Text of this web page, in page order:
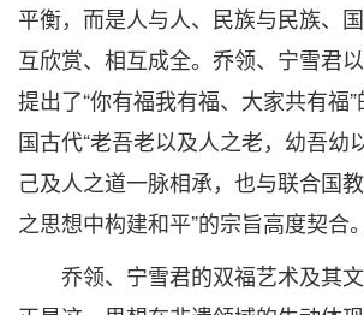
平衡，而是人与人、民族与民族、
互欣赏、相互成全。乔领、宁雪君以
提出了“你有福我有福、大家共有福
国古代“老吾老以及人之老，幼吾幼
己及人之道一脉相承，也与联合国
之思想中构建和平”的宗旨高度契合。
乔领、宁雪君的双福艺术及其文